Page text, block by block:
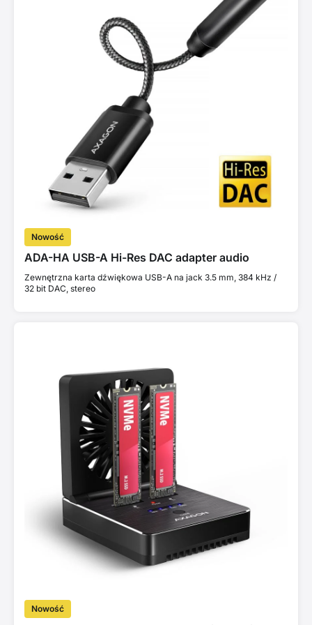
Nowość
ADA-HA USB-A Hi-Res DAC adapter audio
Zewnętrzna karta dźwiękowa USB-A na jack 3.5 mm, 384 kHz /
32 bit DAC, stereo
Nowość